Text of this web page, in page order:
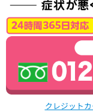
クレジット